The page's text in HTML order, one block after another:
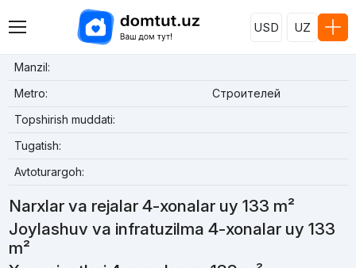
USD UZ
Manzil:
Metro:
Строителей
Topshirish muddati:
Tugatish:
Avtoturargoh:
Narxlar va rejalar 4-xonalar uy 133 m²
Joylashuv va infratuzilma 4-xonalar uy 133
m²